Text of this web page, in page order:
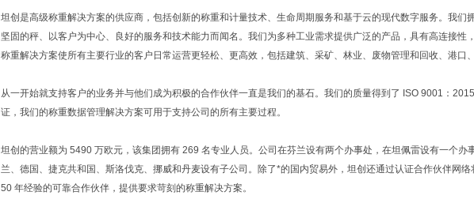
坦创是高级称重解决方案的供应商，包括创新的称重和计量技术、生命周期服务和基于云的现代数字服务。我们
坚固的秤、以客户为中心、良好的服务和技术能力而闻名。我们为多种工业需求提供广泛的产品，具有高连接性
称重解决方案使所有主要行业的客户日常运营更轻松、更高效，包括建筑、采矿、林业、废物管理和回收、港口
从一开始就支持客户的业务并与他们成为积极的合作伙伴一直是我们的基石。我们的质量得到了 ISO 9001：
证，我们的称重数据管理解决方案可用于支持公司的所有主要过程。
坦创的营业额为 5490 万欧元，该集团拥有 269 名专业人员。公司在芬兰设有两个办事处，在坦佩雷设有一个办
兰、德国、捷克共和国、斯洛伐克、挪威和丹麦设有子公司。除了*的国内贸易外，坦创还通过认证合作伙伴网
50 年经验的可靠合作伙伴，提供要求苛刻的称重解决方案。